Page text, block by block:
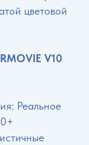
цветовой
V10
Реальное